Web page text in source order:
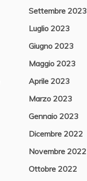
Settembre 2023
Luglio 2023
Giugno 2023
Maggio 2023
Aprile 2023
Marzo 2023
Gennaio 2023
Dicembre 2022
Novembre 2022
Ottobre 2022